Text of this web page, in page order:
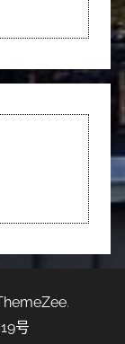
.
号